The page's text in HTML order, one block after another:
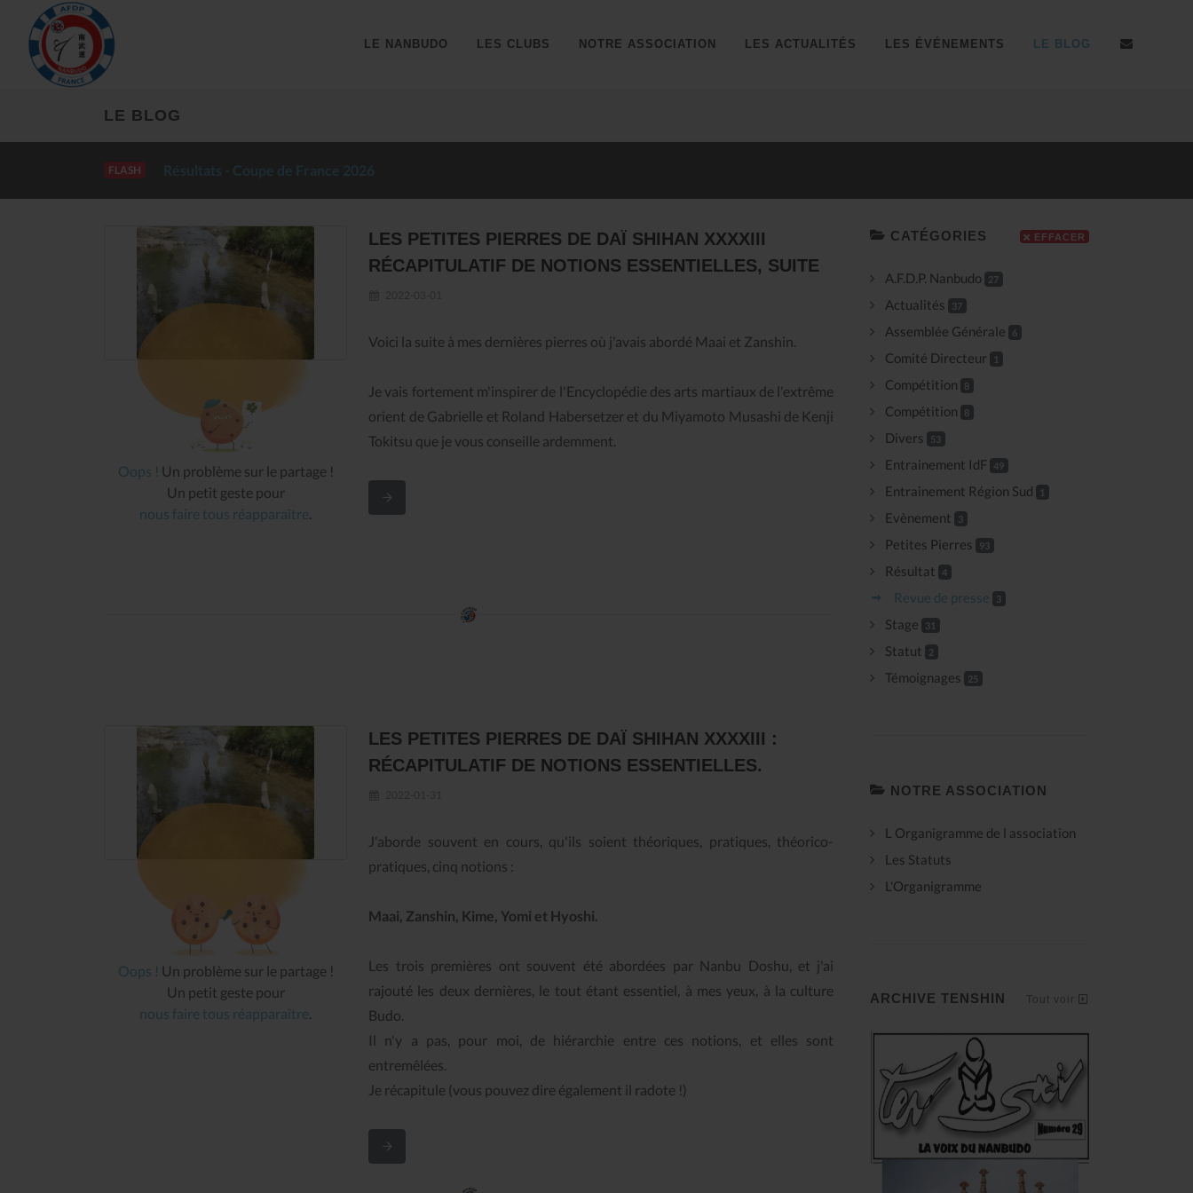
LE NANBUDO LES CLUBS NOTRE ASSOCIATION LES ACTUALITÉS LES ÉVÉNEMENTS LE BLOG
LE BLOG
FLASH Résultats - Coupe de France 2026
Oops ! Un problème sur le partage !
Un petit geste pour
nous faire tous réapparaître.
LES PETITES PIERRES DE DAÏ SHIHAN XXXXIII
RÉCAPITULATIF DE NOTIONS ESSENTIELLES, SUITE
Voici la suite à mes dernières pierres où j'avais abordé Maai et Zanshin.
Je vais fortement m'inspirer de l'Encyclopédie des arts martiaux de l'extrême
orient de Gabrielle et Roland Habersetzer et du Miyamoto Musashi de Kenji
Tokitsu que je vous conseille ardemment.
Oops ! Un problème sur le partage !
Un petit geste pour
nous faire tous réapparaître.
LES PETITES PIERRES DE DAÏ SHIHAN XXXXIII :
RÉCAPITULATIF DE NOTIONS ESSENTIELLES.
J'aborde souvent en cours, qu'ils soient théoriques, pratiques, théorico-
pratiques, cinq notions :
Maai, Zanshin, Kime, Yomi et Hyoshi.
Les trois premières ont souvent été abordées par Nanbu Doshu, et j'ai
rajouté les deux dernières, le tout étant essentiel, à mes yeux, à la culture
Budo.
Il n'y a pas, pour moi, de hiérarchie entre ces notions, et elles sont
entremêlées.
Je récapitule (vous pouvez dire également il radote !)
CATÉGORIES EFFACER
A.F.D.P. Nanbudo 27
Actualités 37
Assemblée Générale 6
Comité Directeur 1
Compétition 8
Compétition 8
Divers 53
Entrainement IdF 49
Entrainement Région Sud 1
Evènement 3
Petites Pierres 93
Résultat 4
Revue de presse 3
Stage 31
Statut 2
Témoignages 25
NOTRE ASSOCIATION
L Organigramme de l association
Les Statuts
L'Organigramme
ARCHIVE TENSHIN Tout voir